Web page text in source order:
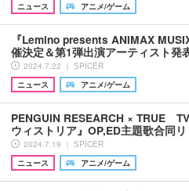
ニュース
アニメ/ゲーム
『Lemino presents ANIMAX
催決定＆第1弾出演アーティスト発
2024.7.22 ｜ SPICER
ニュース
アニメ/ゲーム
PENGUIN RESEARCH × TRUE
ウィストリア』OP,ED主題歌合同
2024.7.19 ｜ SPICER
ニュース
アニメ/ゲーム